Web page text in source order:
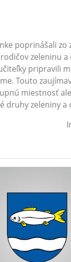
poprinášali zo
zeleninu a
pripravili
Touto
miestnosť
druhy zeleniny a